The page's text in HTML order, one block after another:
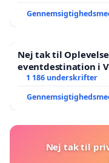
Nej tak til
eventdestination i
lokalområde i
1 186 underskrifter
Nej tak til